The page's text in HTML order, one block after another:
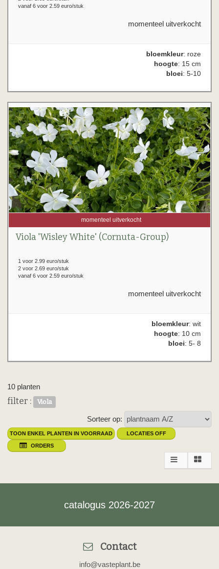
vanaf 6 voor 2.59 euro/stuk
momenteel uitverkocht
bloemkleur: roze
hoogte: 15 cm
bloei: 5-10
momenteel uitverkocht
Viola 'Wisley White' (Cornuta-Group)
1 voor 2.99 euro/stuk
2 voor 2.69 euro/stuk
vanaf 6 voor 2.59 euro/stuk
momenteel uitverkocht
bloemkleur: wit
hoogte: 10 cm
bloei: 5- 8
10 planten
filter : Viola
Sorteer op:
TOON ENKEL PLANTEN IN VOORRAAD LOCATIES OFF
ORDERS
catalogus 2026-2027
Contact
info@vasteplant.be